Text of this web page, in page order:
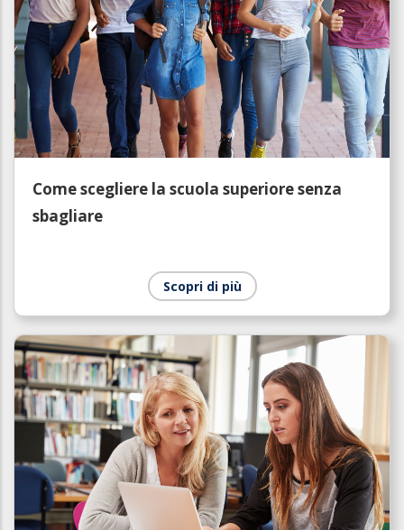
Come scegliere la scuola superiore senza
sbagliare
Scopri di più